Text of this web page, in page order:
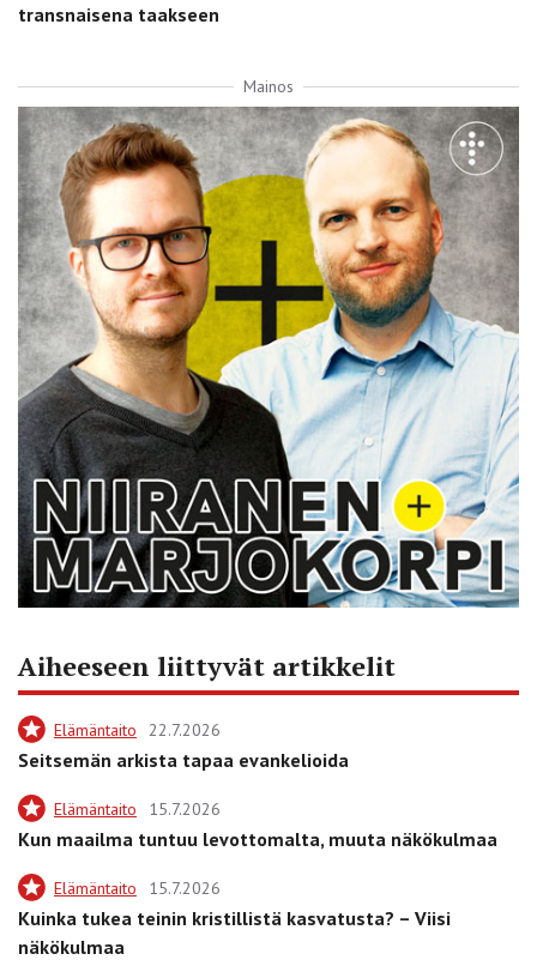
transnaisena taakseen
Mainos
Aiheeseen liittyvät artikkelit
Elämäntaito 22.7.2026
Seitsemän arkista tapaa evankelioida
Elämäntaito 15.7.2026
Kun maailma tuntuu levottomalta, muuta näkökulmaa
Elämäntaito 15.7.2026
Kuinka tukea teinin kristillistä kasvatusta? – Viisi
näkökulmaa